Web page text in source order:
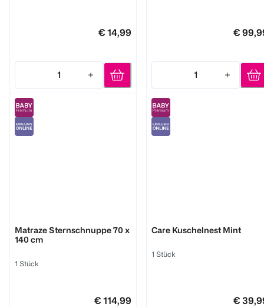
€ 14,99
1
Quantity: 1
€
1
Quantity: 1
Matraze Sternschnuppe 70 x
140 cm
1 Stück
€ 114,99
Care Kuschelnest Mint
1 Stück
€